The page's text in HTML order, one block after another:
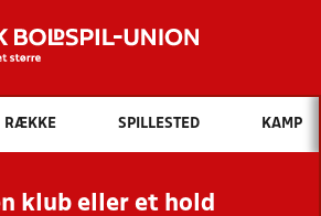
Hvad vil du søge efter?
INDHOLD OG NYHEDER
RESULTATER, KLUBBER OG
RÆKKE SPILLESTED KAMP
klub eller et hold